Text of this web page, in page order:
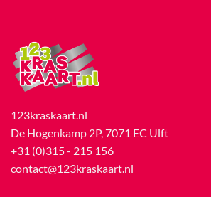
123kraskaart.nl
De Hogenkamp 2P, 7071 EC Ulft
+31 (0)315 - 215 156
contact@123kraskaart.nl